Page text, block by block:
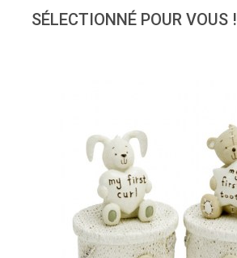
SÉLECTIONNÉ POUR VOUS !